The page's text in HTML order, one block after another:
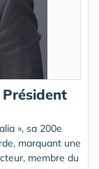
», sa 200e
marquant une
membre du